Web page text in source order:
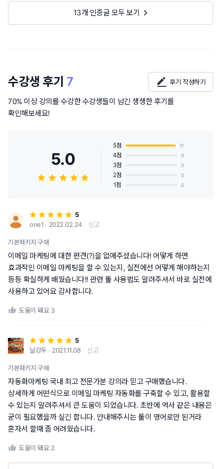
13개 인증글 모두 보기
수강생 후기 7 후기 작성하기
70% 이상 강의를 수강한 수강생들이 남긴 생생한 후기를
확인해보세요!
5.0
5점 11
4점 0
3점 0
2점 0
1점 0
5
one1 ∙ 2022.02.24
신고
기본패키지 구매
이메일 마케팅에 대한 편견(?)을 없애주셨습니다! 어떻게 하면
효과적인 이메일 마케팅을 할 수 있는지, 실전에선 어떻게 해야하는지
등등 확실하게 배웠습니다!! 관련 툴 사용법도 알려주셔서 바로 실전에
사용하고 있어요 감사합니다.
도움이 돼요 3
5
날강두 ∙ 2021.11.08
신고
기본패키지 구매
자동화마케팅 국내 최고 전문가분 강의라 믿고 구매했습니다.
상세하게 어떤식으로 이메일 마케팅 자동화를 구축할 수 있고, 활용할
수 있는지 알려주셔서 큰 도움이 되었습니다. 초반에 역사 같은 내용은
굳이 필요했을까 싶긴 합니다. 안내해주시는 툴이 영어로만 된거라
혼자서 할때 좀 어려웠습니다.
도움이 돼요 2